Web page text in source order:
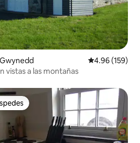
Calificación
4.96 (159)
vistas a las montañas
preferido